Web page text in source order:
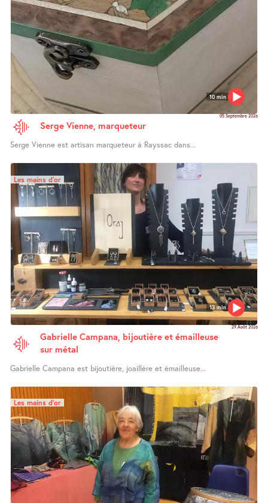
10 min
05 Septembre 2026
Serge Vienne, marqueteur
Serge Vienne est artisan marqueteur à Rayssac dans...
13 min
Les mains d’or
29 Août 2026
Gabrielle Campana, bijoutière et émailleuse
sur métal
Gabrielle Campana est bijoutière, joaillère et émailleuse...
Les mains d’or